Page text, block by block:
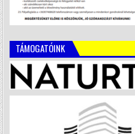
TÁMOGATÓINK